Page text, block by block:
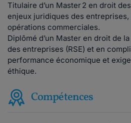
Titulaire d’un Master 2 en droit
enjeux juridiques des
opérations commerciales.
Diplômé d’un Master en droit de
des entreprises (RSE) et en
performance économique et
éthique.
Compétences